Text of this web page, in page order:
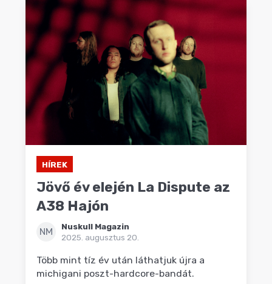
HÍREK
Jövő év elején La Dispute az
A38 Hajón
NM
Nuskull Magazin
2025. augusztus 20.
Több mint tíz év után láthatjuk újra a
michigani poszt-hardcore-bandát.